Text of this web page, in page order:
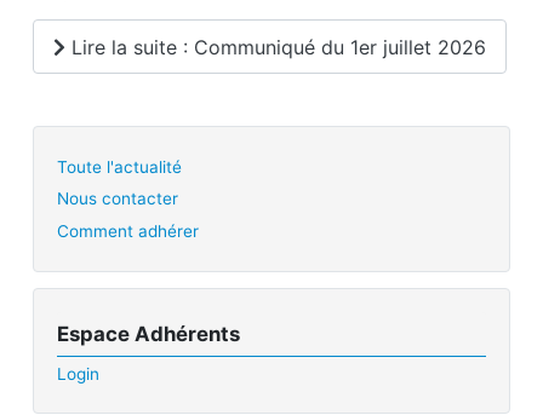
Lire la suite : Communiqué du 1er juillet 2026
Toute l'actualité
Nous contacter
Comment adhérer
Espace Adhérents
Login